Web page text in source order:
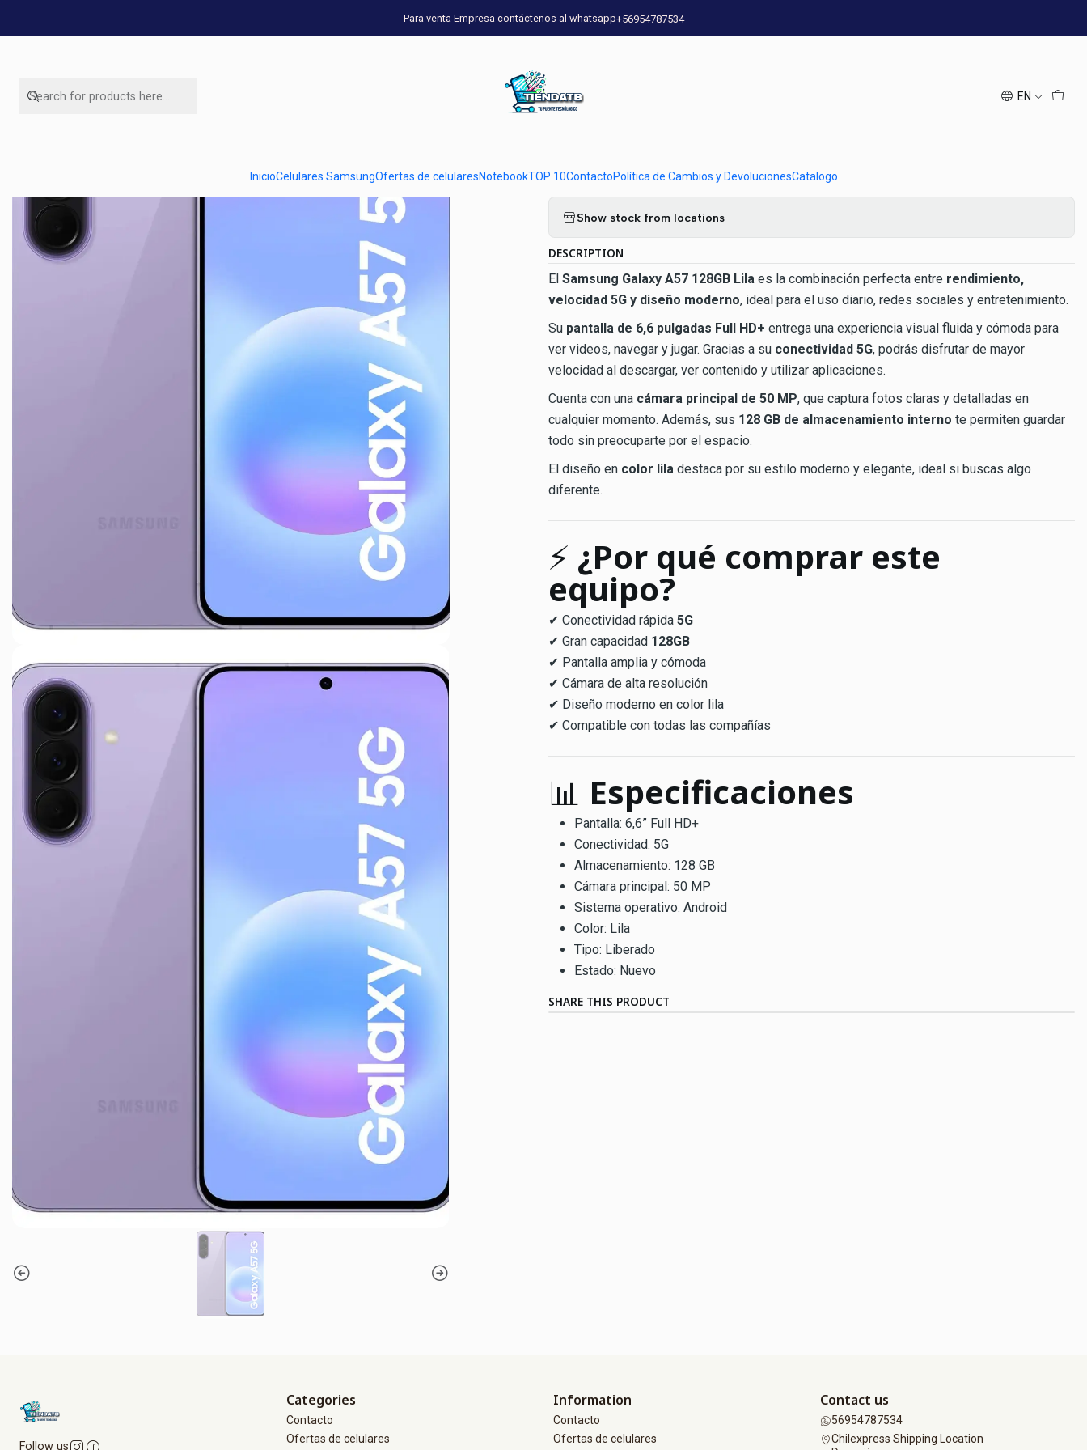
EN
InicioCelulares SamsungOfertas de celularesNotebookTOP 10ContactoPolítica de Cambios y DevolucionesCatalogo
Para venta Empresa contáctenos al whatsapp+56954787534
Celulares Samsung Samsung Galaxy A57 128GB Lila 5G | Smartphone Liberado | Pantalla 6.6” FHD+
Samsung Galaxy A57 128GB Lila 5G |
Smartphone Liberado | Pantalla 6.6”
Quantity
Add to Cart
Show stock from locations
DESCRIPTION
El Samsung Galaxy A57 128GB Lila es la combinación perfecta entre rendimiento,
velocidad 5G y diseño moderno, ideal para el uso diario, redes sociales y entretenimiento.
Su pantalla de 6,6 pulgadas Full HD+ entrega una experiencia visual fluida y cómoda para
ver videos, navegar y jugar. Gracias a su conectividad 5G, podrás disfrutar de mayor
velocidad al descargar, ver contenido y utilizar aplicaciones.
Cuenta con una cámara principal de 50 MP, que captura fotos claras y detalladas en
cualquier momento. Además, sus 128 GB de almacenamiento interno te permiten guardar
todo sin preocuparte por el espacio.
El diseño en color lila destaca por su estilo moderno y elegante, ideal si buscas algo
diferente.
⚡ ¿Por qué comprar este
equipo?
✔ Conectividad rápida 5G
✔ Gran capacidad 128GB
✔ Pantalla amplia y cómoda
✔ Cámara de alta resolución
✔ Diseño moderno en color lila
✔ Compatible con todas las compañías
📊 Especificaciones
Pantalla: 6,6” Full HD+
Conectividad: 5G
Almacenamiento: 128 GB
Cámara principal: 50 MP
Sistema operativo: Android
Color: Lila
Tipo: Liberado
Estado: Nuevo
SHARE THIS PRODUCT
Follow us
Categories
Contacto
Ofertas de celulares
Information
Contacto
Ofertas de celulares
Contact us
56954787534
Chilexpress Shipping Location